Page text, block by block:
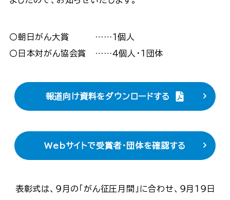
〇朝日がん大賞 ……１個人
〇日本対がん協会賞 ……４個人・１団体
報道向け資料をダウンロードする
Webサイトで受賞者・団体を確認する
表彰式は、９月の「がん征圧月間」に合わせ、９月１９日